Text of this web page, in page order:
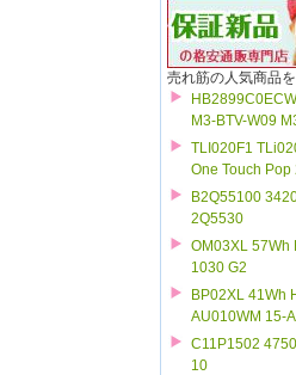
売れ筋の人気商品
M3-BTV-W09
TLI020F1
One Touch Pop
B2Q55100
2Q5530
OM03XL 57Wh
1030 G2
BP02XL 41Wh
AU010WM 15-
C11P1502
10